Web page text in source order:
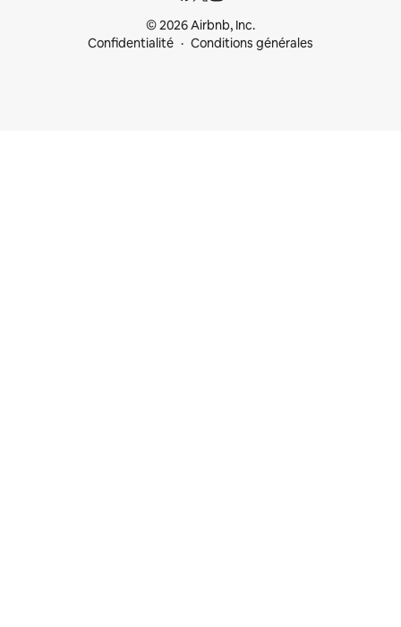
© 2026 Airbnb, Inc.
Confidentialité
Conditions générales